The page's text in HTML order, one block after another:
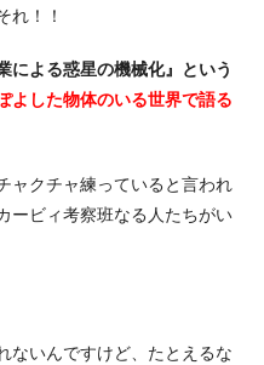
！！
による惑星の機械化』という
よした物体のいる世界で語る
ャクチャ練っていると言われ
ービィ考察班なる人たちがい
ないんですけど、たとえるな